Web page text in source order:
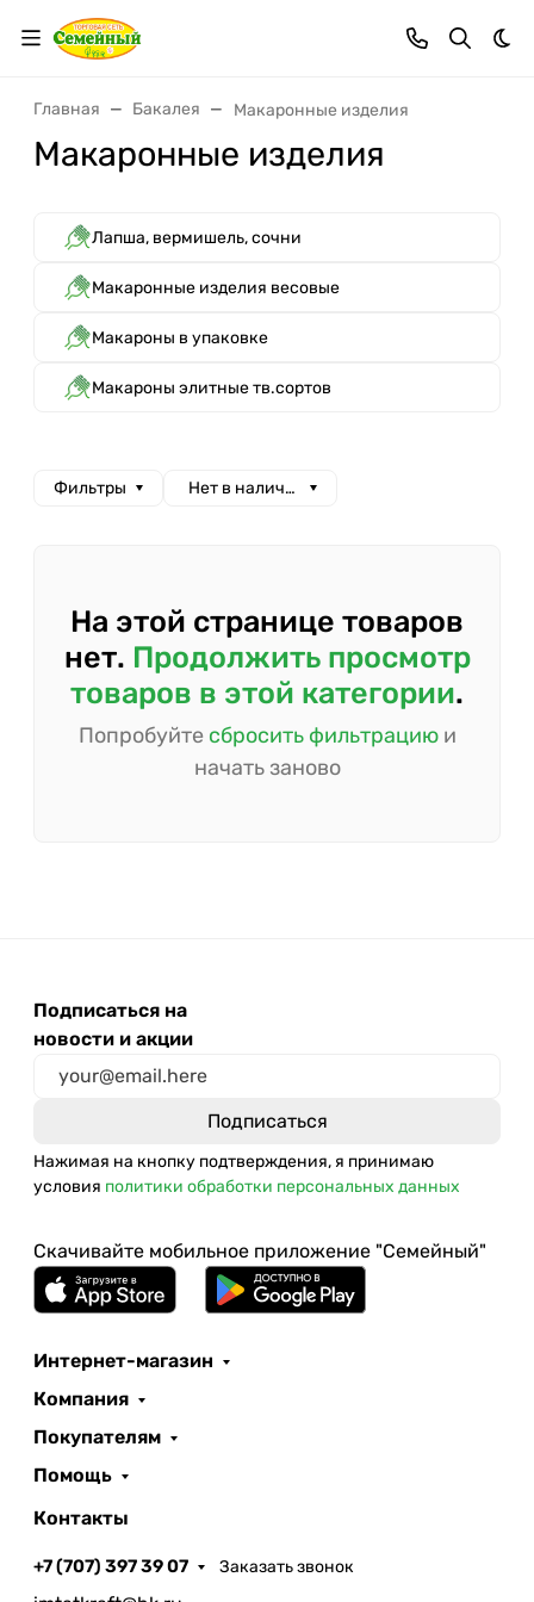
Главная Бакалея Макаронные изделия
Макаронные изделия
Лапша, вермишель, сочни
Макаронные изделия весовые
Макароны в упаковке
Макароны элитные тв.сортов
Фильтры Нет в наличии
На этой странице товаров
нет. Продолжить просмотр
товаров в этой категории.
Попробуйте сбросить фильтрациюи
начать заново
Подписаться на
новости и акции
Нажимая на кнопку подтверждения, я принимаю
условия политики обработки персональных данных
Скачивайте мобильное приложение "Семейный"
Интернет-магазин
Компания
Покупателям
Помощь
Контакты
+7 (707) 397 39 07 Заказать звонок